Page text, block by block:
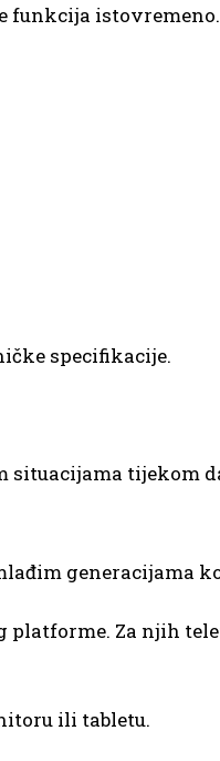
funkcija istovremeno.
specifikacije.
situacijama tijekom
generacijama
platforme. Za njih
ili tabletu.